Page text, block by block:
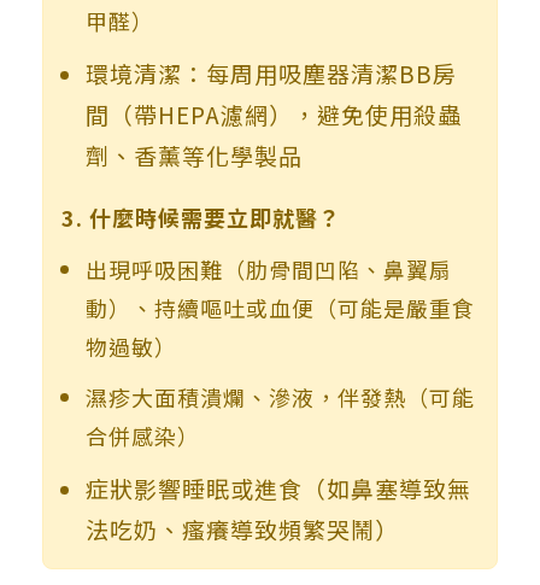
甲醛）
環境清潔：每周用吸塵器清潔BB房
間（帶HEPA濾網），避免使用殺蟲
劑、香薰等化學製品
3. 什麼時候需要立即就醫？
出現呼吸困難（肋骨間凹陷、鼻翼扇
動）、持續嘔吐或血便（可能是嚴重食
物過敏）
濕疹大面積潰爛、滲液，伴發熱（可能
合併感染）
症狀影響睡眠或進食（如鼻塞導致無
法吃奶、瘙癢導致頻繁哭鬧）